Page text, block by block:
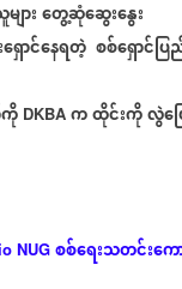
ျားတွေ့ဆုံဆွေးနွေး
ောင်နေရတဲ့ စစ်ရှောင်ပ
ကို DKBA ကထိုင်းကိုလွဲပြ
NUG စစ်ရေးသတင်းကေ